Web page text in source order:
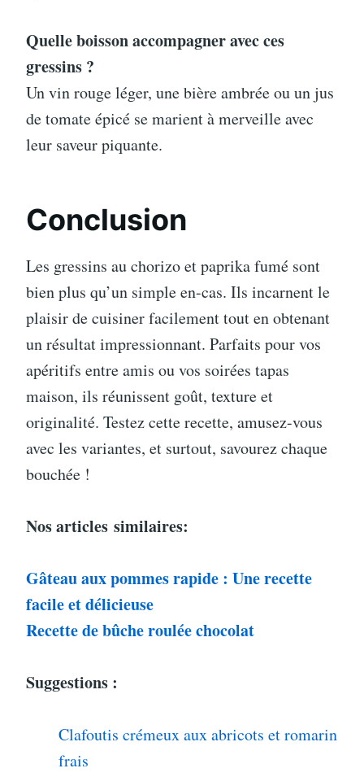
Quelle boisson accompagner avec ces
gressins ?
Un vin rouge léger, une bière ambrée ou un jus
de tomate épicé se marient à merveille avec
leur saveur piquante.
Conclusion
Les gressins au chorizo et paprika fumé sont
bien plus qu’un simple en-cas. Ils incarnent le
plaisir de cuisiner facilement tout en obtenant
un résultat impressionnant. Parfaits pour vos
apéritifs entre amis ou vos soirées tapas
maison, ils réunissent goût, texture et
originalité. Testez cette recette, amusez-vous
avec les variantes, et surtout, savourez chaque
bouchée !
Nos articles similaires:
Gâteau aux pommes rapide : Une recette
facile et délicieuse
Recette de bûche roulée chocolat
Suggestions :
Clafoutis crémeux aux abricots et romarin
frais